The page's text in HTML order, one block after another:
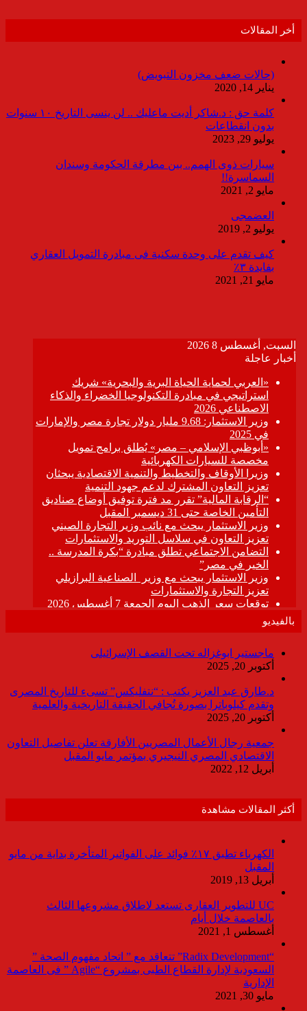
أخر المقالات
(حالات ضعف مخزون التبويض)
يناير 14, 2020
كلمة حق : د.شاكر أديت ماعليك .. لن ينسى التاريخ ١٠ سنوات
بدون انقطاعات
يوليو 29, 2023
سيارات ذوى الهمم.. بين مطرقة الحكومة وسندان
السماسرة!!
مايو 2, 2021
العضمجى
يوليو 2, 2019
كيف تقدم على وحدة سكنية فى مبادرة التمويل العقاري
بفايدة ٣٪
مايو 21, 2021
بالفيديو
ماجستير ابوغزاله تحت القصف الإسرائيلى
أكتوبر 20, 2025
د.طارق عبد العزيز يكتب : “نتفليكس” تسىء للتاريخ المصرى
وتقدم كيلوباترا بصورة تُجافي الحقيقة التاريخية والعلمية
أكتوبر 20, 2025
جمعية رجال الأعمال المصريين الأفارقة تعلن تفاصيل التعاون
الاقتصادي المصري النيجيري بمؤتمر مايو المقبل
أبريل 12, 2022
أكثر المقالات مشاهدة
الكهرباء تطبق ١٧٪ فوائد على الفواتير المتأخرة بداية من مايو
المقبل
أبريل 13, 2019
UC للتطوير العقارى تستعد لاطلاق مشروعها الثالث
بالعاصمة خلال أيام
أغسطس 1, 2021
“Radix Development” تتعاقد مع ” اتحاد مفهوم الصحة ”
السعودية لإدارة القطاع الطبى بمشروع “Agile ” فى العاصمة
الإدارية
مايو 30, 2021